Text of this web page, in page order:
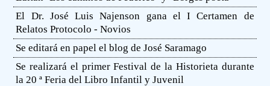
El Dr. José Luis Najenson gana el I Certamen de
Relatos Protocolo - Novios
Se editará en papel el blog de José Saramago
Se realizará el primer Festival de la Historieta durante
la 20 ª Feria del Libro Infantil y Juvenil